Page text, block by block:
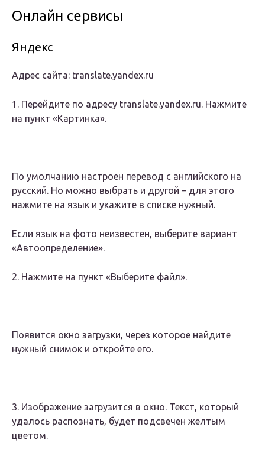
Онлайн сервисы
Яндекс
Адрес сайта: translate.yandex.ru
1. Перейдите по адресу translate.yandex.ru. Нажмите
на пункт «Картинка».
По умолчанию настроен перевод с английского на
русский. Но можно выбрать и другой – для этого
нажмите на язык и укажите в списке нужный.
Если язык на фото неизвестен, выберите вариант
«Автоопределение».
2. Нажмите на пункт «Выберите файл».
Появится окно загрузки, через которое найдите
нужный снимок и откройте его.
3. Изображение загрузится в окно. Текст, который
удалось распознать, будет подсвечен желтым
цветом.